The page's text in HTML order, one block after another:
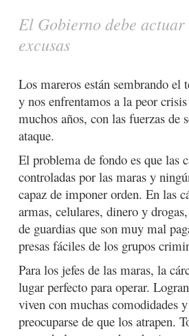
El Gobierno debe
excusas
Los mareros están sembrando el
y nos enfrentamos a la peor
muchos años, con las fuerzas de
ataque.
El problema de fondo es que las
controladas por las maras y
capaz de imponer orden. En las
armas, celulares, dinero y
de guardias que son muy mal
presas fáciles de los grupos
Para los jefes de las maras, la
lugar perfecto para operar.
viven con muchas comodidades
preocuparse de que los atrapen.